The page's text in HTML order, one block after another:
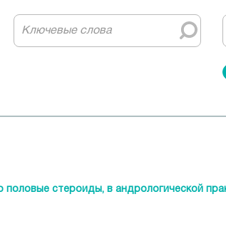
половые стероиды, в андрологической